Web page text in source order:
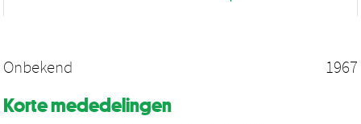
Onbekend 1967
Korte mededelingen